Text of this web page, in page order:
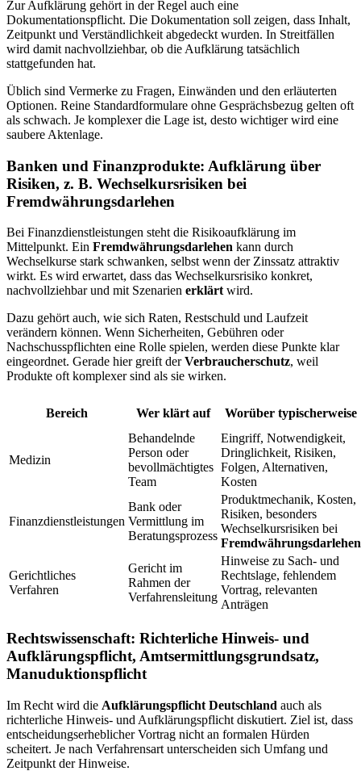
Zur Aufklärung gehört in der Regel auch eine
Dokumentationspflicht. Die Dokumentation soll zeigen, dass Inhalt,
Zeitpunkt und Verständlichkeit abgedeckt wurden. In Streitfällen
wird damit nachvollziehbar, ob die Aufklärung tatsächlich
stattgefunden hat.
Üblich sind Vermerke zu Fragen, Einwänden und den erläuterten
Optionen. Reine Standardformulare ohne Gesprächsbezug gelten oft
als schwach. Je komplexer die Lage ist, desto wichtiger wird eine
saubere Aktenlage.
Banken und Finanzprodukte: Aufklärung über
Risiken, z. B. Wechselkursrisiken bei
Fremdwährungsdarlehen
Bei Finanzdienstleistungen steht die Risikoaufklärung im
Mittelpunkt. Ein Fremdwährungsdarlehen kann durch
Wechselkurse stark schwanken, selbst wenn der Zinssatz attraktiv
wirkt. Es wird erwartet, dass das Wechselkursrisiko konkret,
nachvollziehbar und mit Szenarien erklärt wird.
Dazu gehört auch, wie sich Raten, Restschuld und Laufzeit
verändern können. Wenn Sicherheiten, Gebühren oder
Nachschusspflichten eine Rolle spielen, werden diese Punkte klar
eingeordnet. Gerade hier greift derVerbraucherschutz, weil
Produkte oft komplexer sind als sie wirken.
Bereich Wer klärt auf Worüber typischerweise
Medizin
Behandelnde
Person oder
bevollmächtigtes
Team
Eingriff, Notwendigkeit,
Dringlichkeit, Risiken,
Folgen, Alternativen,
Kosten
Finanzdienstleistungen
Bank oder
Vermittlung im
Beratungsprozess
Produktmechanik, Kosten,
Risiken, besonders
Wechselkursrisiken bei
Fremdwährungsdarlehen
Gerichtliches
Verfahren
Gericht im
Rahmen der
Verfahrensleitung
Hinweise zu Sach- und
Rechtslage, fehlendem
Vortrag, relevanten
Anträgen
Rechtswissenschaft: Richterliche Hinweis- und
Aufklärungspflicht, Amtsermittlungsgrundsatz,
Manuduktionspflicht
Im Recht wird die Aufklärungspflicht Deutschland auch als
richterliche Hinweis- und Aufklärungspflicht diskutiert. Ziel ist, dass
entscheidungserheblicher Vortrag nicht an formalen Hürden
scheitert. Je nach Verfahrensart unterscheiden sich Umfang und
Zeitpunkt der Hinweise.